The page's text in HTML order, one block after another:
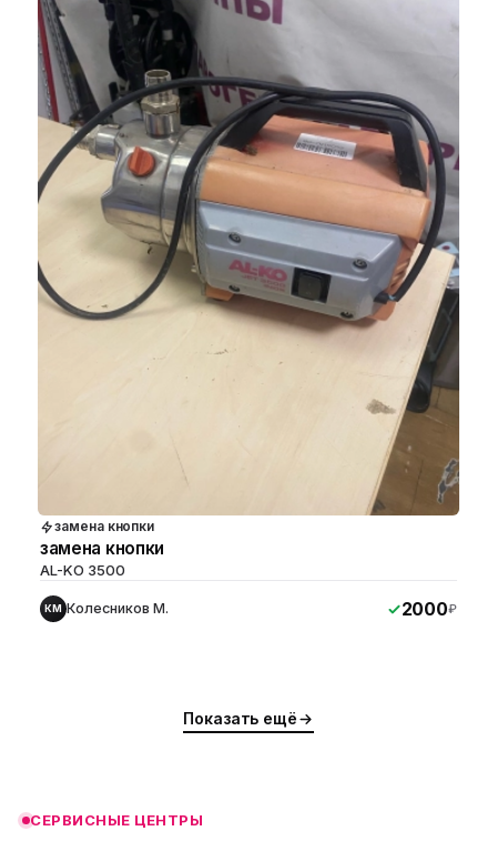
замена кнопки
замена кнопки
AL-KO 3500
КМ Колесников М. 2000₽
Показать ещё
СЕРВИСНЫЕ ЦЕНТРЫ
ю